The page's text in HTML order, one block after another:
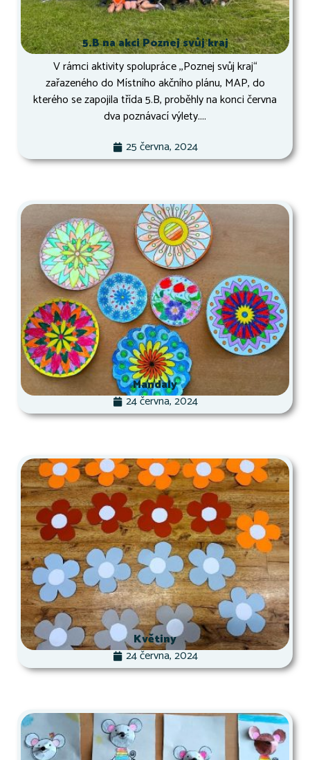
5.B na akci Poznej svůj kraj
V rámci aktivity spolupráce ,,Poznej svůj kraj“
zařazeného do Místního akčního plánu, MAP, do
kterého se zapojila třída 5.B, proběhly na konci června
dva poznávací výlety....
25 června, 2024
Mandaly
24 června, 2024
Květiny
24 června, 2024